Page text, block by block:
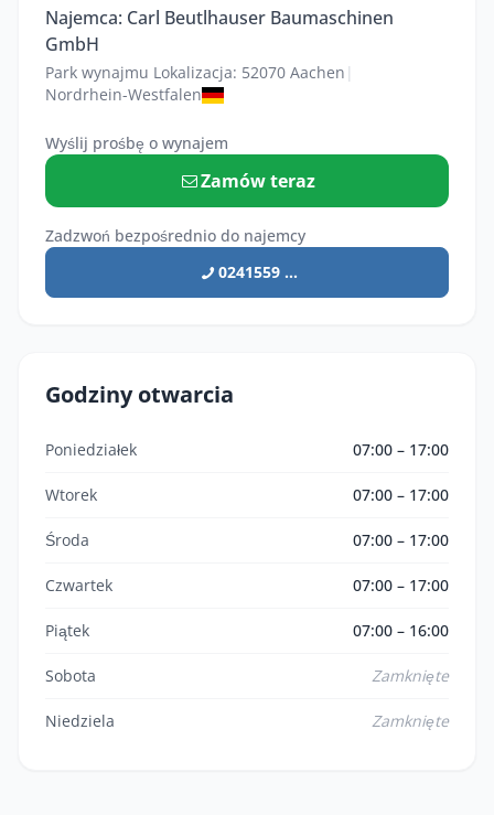
Najemca: Carl Beutlhauser Baumaschinen
GmbH
Park wynajmu Lokalizacja: 52070 Aachen |
Nordrhein-Westfalen
Wyślij prośbę o wynajem
Zamów teraz
Zadzwoń bezpośrednio do najemcy
0241559 ...
Godziny otwarcia
Poniedziałek 07:00 – 17:00
Wtorek 07:00 – 17:00
Środa 07:00 – 17:00
Czwartek 07:00 – 17:00
Piątek 07:00 – 16:00
Sobota Zamknięte
Niedziela Zamknięte